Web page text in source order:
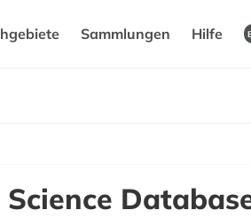
Sammlungen Hilfe